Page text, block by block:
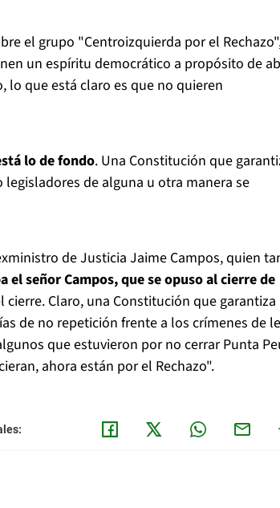
el grupo "Centroizquierda por el
un espíritu democrático a propósito de
lo que está claro es que no quieren
lo de fondo. Una Constitución que
de alguna u otra manera se
de Justicia Jaime Campos, quien
el señor Campos, que se opuso al cierre de
cierre. Claro, una Constitución que garantiza
de no repetición frente a los crímenes de
que estuvieron por no cerrar Punta
ahora están por el Rechazo".